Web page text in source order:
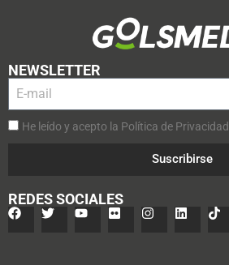
NEWSLETTER
He leído y acepto la Política de Privacidad.
Suscribirse
REDES SOCIALES